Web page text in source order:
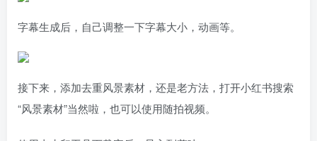
字幕生成后，自己调整一下字幕大小，动画等。
接下来，添加去重风景素材，还是老方法，打开小红书搜索
“风景素材”当然啦，也可以使用随拍视频。